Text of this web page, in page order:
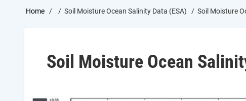
Breadcrumb
Home Soil Moisture Ocean Salinity Data (ESA) Soil Moisture
Soil Moisture Ocean